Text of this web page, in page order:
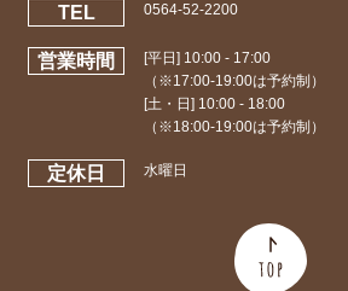
TEL 0564-52-2200
営業時間
[平日] 10:00 - 17:00
（※17:00-19:00は予約制）
[土・日] 10:00 - 18:00
（※18:00-19:00は予約制）
定休日 水曜日